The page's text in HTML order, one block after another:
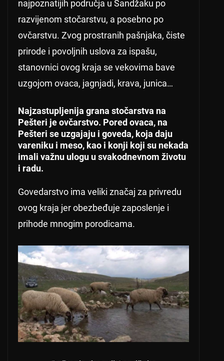
najpoznatijih područja u Sandžaku po
razvijenom stočarstvu, a posebno po
ovčarstvu. Zvog prostranih pašnjaka, čiste
prirode i povoljnih uslova za ispašu,
stanovnici ovog kraja se vekovima bave
uzgojom ovaca, jagnjadi, krava, junica…
Najzastupljenija grana stočarstva na
Pešteri je ovčarstvo. Pored ovaca, na
Pešteri se uzgajaju i goveda, koja daju
vareniku i meso, kao i konji koji su nekada
imali važnu ulogu u svakodnevnom životu
i radu.
Govedarstvo ima veliki značaj za privredu
ovog kraja jer obezbeđuje zaposlenje i
prihode mnogim porodicama.